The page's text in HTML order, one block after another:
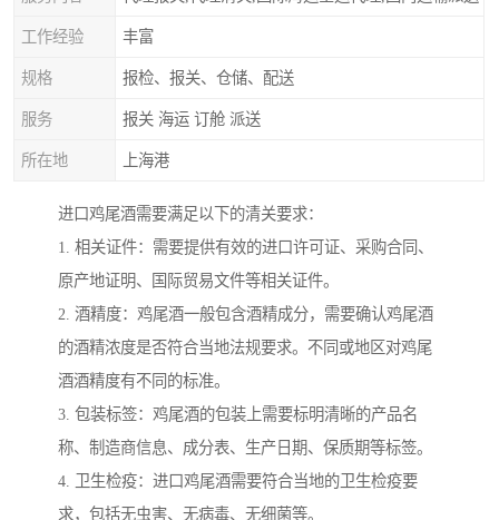
工作经验 丰富
规格 报检、报关、仓储、配送
服务 报关 海运 订舱 派送
所在地 上海港
进口鸡尾酒需要满足以下的清关要求：
1. 相关证件：需要提供有效的进口许可证、采购合同、
原产地证明、国际贸易文件等相关证件。
2. 酒精度：鸡尾酒一般包含酒精成分，需要确认鸡尾酒
的酒精浓度是否符合当地法规要求。不同或地区对鸡尾
酒酒精度有不同的标准。
3. 包装标签：鸡尾酒的包装上需要标明清晰的产品名
称、制造商信息、成分表、生产日期、保质期等标签。
4. 卫生检疫：进口鸡尾酒需要符合当地的卫生检疫要
求，包括无虫害、无病毒、无细菌等。